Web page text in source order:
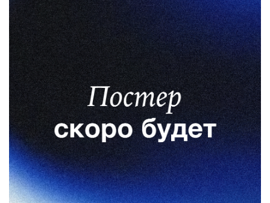
Сериалы
Новости
Подборки
Рецензии
О нас
Авторы